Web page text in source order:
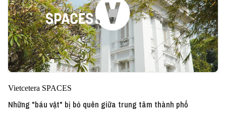
Vietcetera SPACES
Những "báu vật" bị bỏ quên giữa trung tâm thành phố